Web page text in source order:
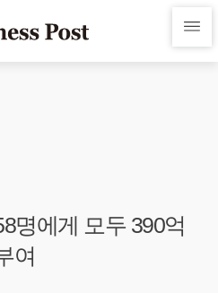
명에게 모두 390억
여